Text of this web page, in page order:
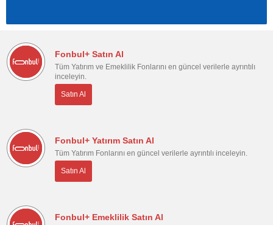
Fonbul+ Satın Al
Tüm Yatırım ve Emeklilik Fonlarını en güncel verilerle ayrıntılı
inceleyin.
Satın Al
Fonbul+ Yatırım Satın Al
Tüm Yatırım Fonlarını en güncel verilerle ayrıntılı inceleyin.
Satın Al
Fonbul+ Emeklilik Satın Al